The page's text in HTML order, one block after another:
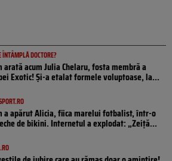
ÎNTÂMPLĂ DOCTORE?
arată acum Julia Chelaru, fosta membră a
Exotic! Și-a etalat formele voluptoase, la...
a apărut Alicia, fiica marelui fotbalist, într-o
de bikini. Internetul a explodat: „Zeiță...